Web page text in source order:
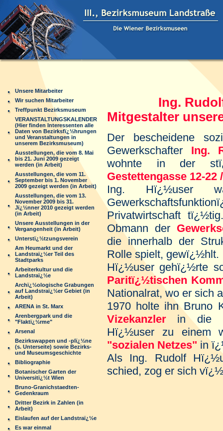
Unsere Mitarbeiter
Wir suchen Mitarbeiter
Treffpunkt Bezirksmuseum
VERANSTALTUNGSKALENDER
(Hier finden Interessenten alle
Daten von Bezirksfï¿½hrungen
und Veranstaltungen in
unserem Bezirksmuseum)
Ausstellungen, die vom 8. Mai
bis 21. Juni 2009 gezeigt
werden (in Arbeit)
Ausstellungen, die vom 11.
September bis 1. November
2009 gezeigt werden (in Arbeit)
Ausstellungen, die vom 13.
November 2009 bis 31.
Jï¿½nner 2010 gezeigt werden
(in Arbeit)
Unsere Ausstellungen in der
Vergangenheit (in Arbeit)
Unterstï¿½tzungsverein
Am Heumarkt und der
Landstraï¿½er Teil des
Stadtparks
Arbeiterkultur und die
Landstraï¿½e
Archï¿½ologische Grabungen
auf Landstraï¿½er Gebiet (in
Arbeit)
ARENA in St. Marx
Arenbergpark und die
"Flaktï¿½rme"
Arsenal
Bezirkswappen und -plï¿½ne
(s. Unterseite) sowie Bezirks-
und Museumsgeschichte
Bibliographie
Botanischer Garten der
Universitï¿½t Wien
Bruno-Granichstaedten-
Gedenkraum
Dritter Bezirk in Zahlen (in
Arbeit)
Eislaufen auf der Landstraï¿½e
Es war einmal
Ing.
Mitgestalter
Der bescheidene
Gewerkschafter Ing.
wohnte in der
Gestettengasse 12-22
Ing. Hï¿½user
Privatwirtschaft
Obmann der
die innerhalb der
Rolle spielt, gewï¿½hlt.
Hï¿½user gehï¿½rte
Paritï¿½tischen
Nationalrat, wo er sich
1970 holte ihn Bruno
Vizekanzler in die
Hï¿½user zu einem
"sozialen Netzes" in
Als Ing. Rudolf
schied, zog er sich